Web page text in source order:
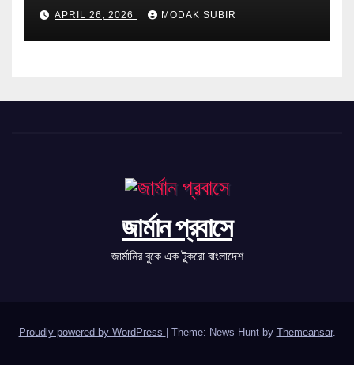
APRIL 26, 2026 MODAK SUBIR
জার্মান প্রবাসে
জার্মানির বুকে এক টুকরো বাংলাদেশ
Proudly powered by WordPress Theme: News Hunt by Themeansar.